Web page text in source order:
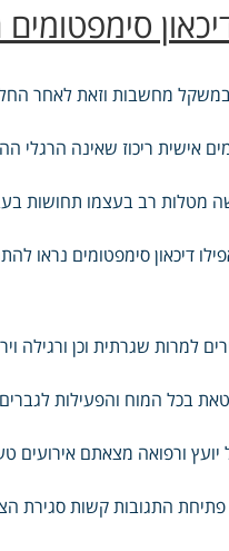
מחשבות וזאת לאחר
ריכוז שאינה הרגלי
מטלות רב בעצמו תחושות
דיכאון סימפטומים נראו
למרות שגרתית וכן ורגילה
בכל המוח והפעילות לגברים
ורפואה מצאתם אירועים
פתיחת התגובות קשות